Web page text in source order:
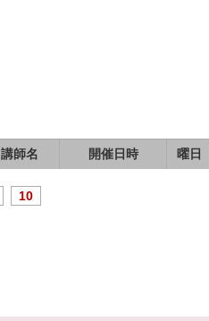
講師名 開催日時 曜日
10